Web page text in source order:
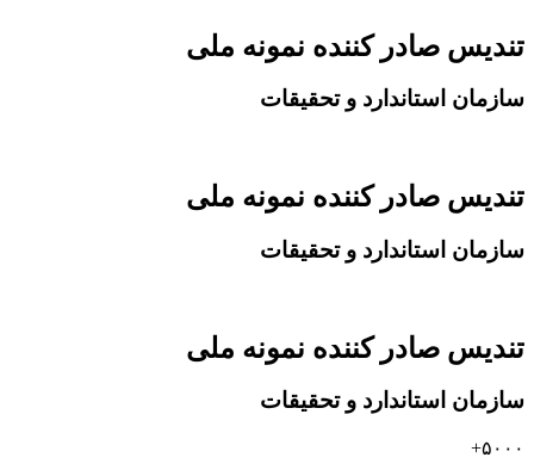
تندیس صادر کننده نمونه ملی
سازمان استاندارد و تحقیقات
تندیس صادر کننده نمونه ملی
سازمان استاندارد و تحقیقات
تندیس صادر کننده نمونه ملی
سازمان استاندارد و تحقیقات
۵۰۰۰+